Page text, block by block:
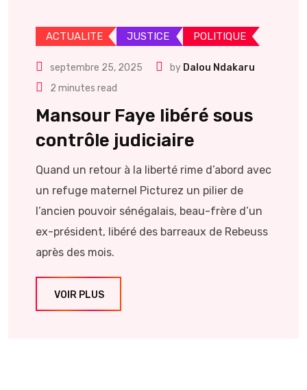
ACTUALITE JUSTICE POLITIQUE
septembre 25, 2025 by Dalou Ndakaru
2 minutes read
Mansour Faye libéré sous
contrôle judiciaire
Quand un retour à la liberté rime d’abord avec
un refuge maternel Picturez un pilier de
l’ancien pouvoir sénégalais, beau-frère d’un
ex-président, libéré des barreaux de Rebeuss
après des mois.
VOIR PLUS